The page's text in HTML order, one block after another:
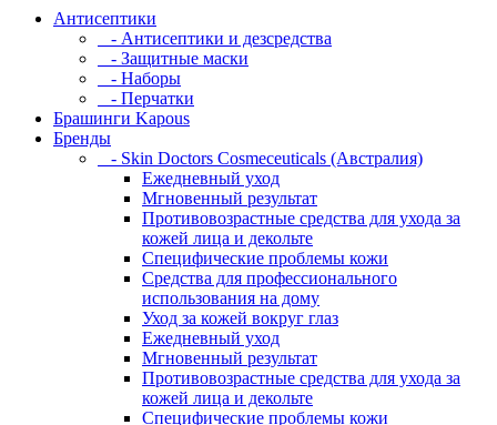
Антисептики
- Антисептики и дезсредства
- Защитные маски
- Наборы
- Перчатки
Брашинги Kapous
Бренды
- Skin Doctors Cosmeceuticals (Австралия)
Ежедневный уход
Мгновенный результат
Противовозрастные средства для ухода за
кожей лица и декольте
Специфические проблемы кожи
Средства для профессионального
использования на дому
Уход за кожей вокруг глаз
Ежедневный уход
Мгновенный результат
Противовозрастные средства для ухода за
кожей лица и декольте
Специфические проблемы кожи